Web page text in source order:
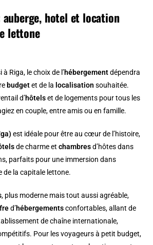
auberge, hotel et location
lettone
à Riga, le choix de l’hébergementdépendra
budgetet de la localisation souhaitée.
d’hôtelset de logements pour tous les
en couple, entre amis ou en famille.
est idéale pour être au cœur de l’histoire,
de charme etchambresd’hôtes dans
parfaits pour une immersion dans
de la capitale lettone.
, plus moderne mais tout aussi agréable,
d’hébergementsconfortables, allant de
de chaîne internationale,
Pour les voyageurs à petit budget,